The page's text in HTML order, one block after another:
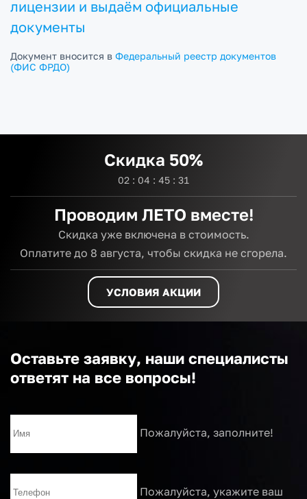
лицензии и выдаём официальные
документы
Документ вносится в Федеральный реестр документов
(ФИС ФРДО)
Скидка 50%
02 : 04 : 45 : 30
Проводим ЛЕТО вместе!
Скидка уже включена в стоимость.
Оплатите до 8 августа, чтобы скидка не сгорела.
УСЛОВИЯ АКЦИИ
Оставьте заявку, наши специалисты
ответят на все вопросы!
Пожалуйста, заполните!
Пожалуйста, укажите ваш